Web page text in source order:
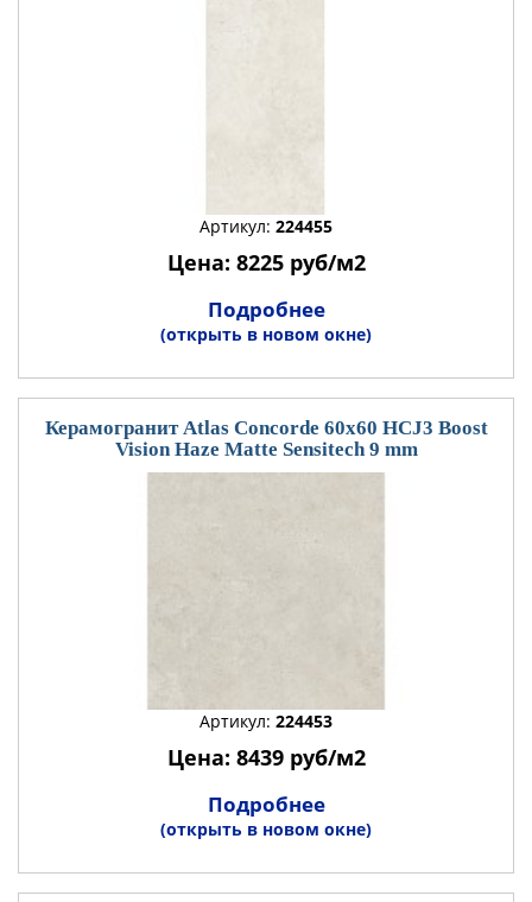
Артикул: 224455
Цена: 8225 руб/м2
Подробнее
(открыть в новом окне)
Керамогранит Atlas Concorde 60x60 HCJ3 Boost
Vision Haze Matte Sensitech 9 mm
Артикул: 224453
Цена: 8439 руб/м2
Подробнее
(открыть в новом окне)